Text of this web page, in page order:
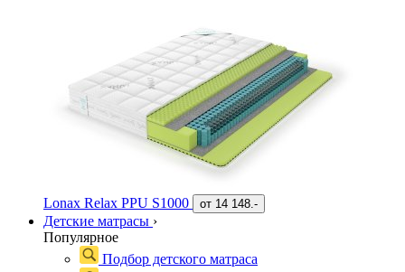
Lonax Relax PPU S1000 от 14 148.-
Детские матрасы ›
Популярное
Подбор детского матраса